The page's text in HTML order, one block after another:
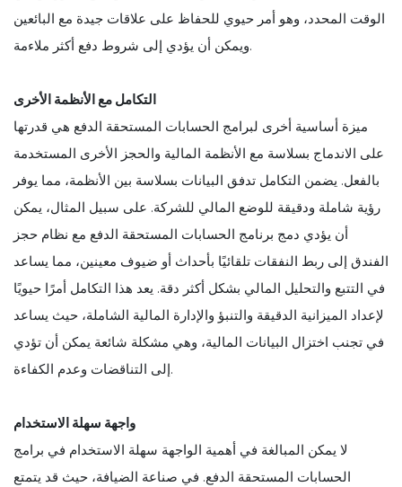
الوقت المحدد، وهو أمر حيوي للحفاظ على علاقات جيدة مع البائعين
ويمكن أن يؤدي إلى شروط دفع أكثر ملاءمة.
التكامل مع الأنظمة الأخرى
ميزة أساسية أخرى لبرامج الحسابات المستحقة الدفع هي قدرتها
على الاندماج بسلاسة مع الأنظمة المالية والحجز الأخرى المستخدمة
بالفعل. يضمن التكامل تدفق البيانات بسلاسة بين الأنظمة، مما يوفر
رؤية شاملة ودقيقة للوضع المالي للشركة. على سبيل المثال، يمكن
أن يؤدي دمج برنامج الحسابات المستحقة الدفع مع نظام حجز
الفندق إلى ربط النفقات تلقائيًا بأحداث أو ضيوف معينين، مما يساعد
في التتبع والتحليل المالي بشكل أكثر دقة. يعد هذا التكامل أمرًا حيويًا
لإعداد الميزانية الدقيقة والتنبؤ والإدارة المالية الشاملة، حيث يساعد
في تجنب اختزال البيانات المالية، وهي مشكلة شائعة يمكن أن تؤدي
إلى التناقضات وعدم الكفاءة.
واجهة سهلة الاستخدام
لا يمكن المبالغة في أهمية الواجهة سهلة الاستخدام في برامج
الحسابات المستحقة الدفع. في صناعة الضيافة، حيث قد يتمتع